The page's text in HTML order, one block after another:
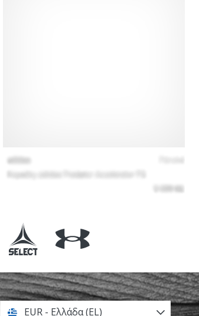
EUR - Ελλάδα (EL)